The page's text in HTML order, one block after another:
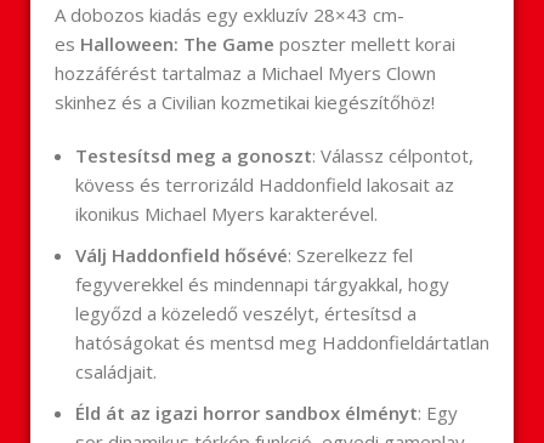
A dobozos kiadás egy exkluzív 28×43 cm-
es Halloween: The Game poszter mellett korai
hozzáférést tartalmaz a Michael Myers Clown
skinhez és a Civilian kozmetikai kiegészítőhöz!
Testesítsd meg a gonoszt: Válassz célpontot,
kövess és terrorizáld Haddonfield lakosait az
ikonikus Michael Myers karakterével.
Válj Haddonfield hősévé: Szerelkezz fel
fegyverekkel és mindennapi tárgyakkal, hogy
legyőzd a közeledő veszélyt, értesítsd a
hatóságokat és mentsd meg Haddonfieldártatlan
családjait.
Éld át az igazi horror sandbox élményt: Egy